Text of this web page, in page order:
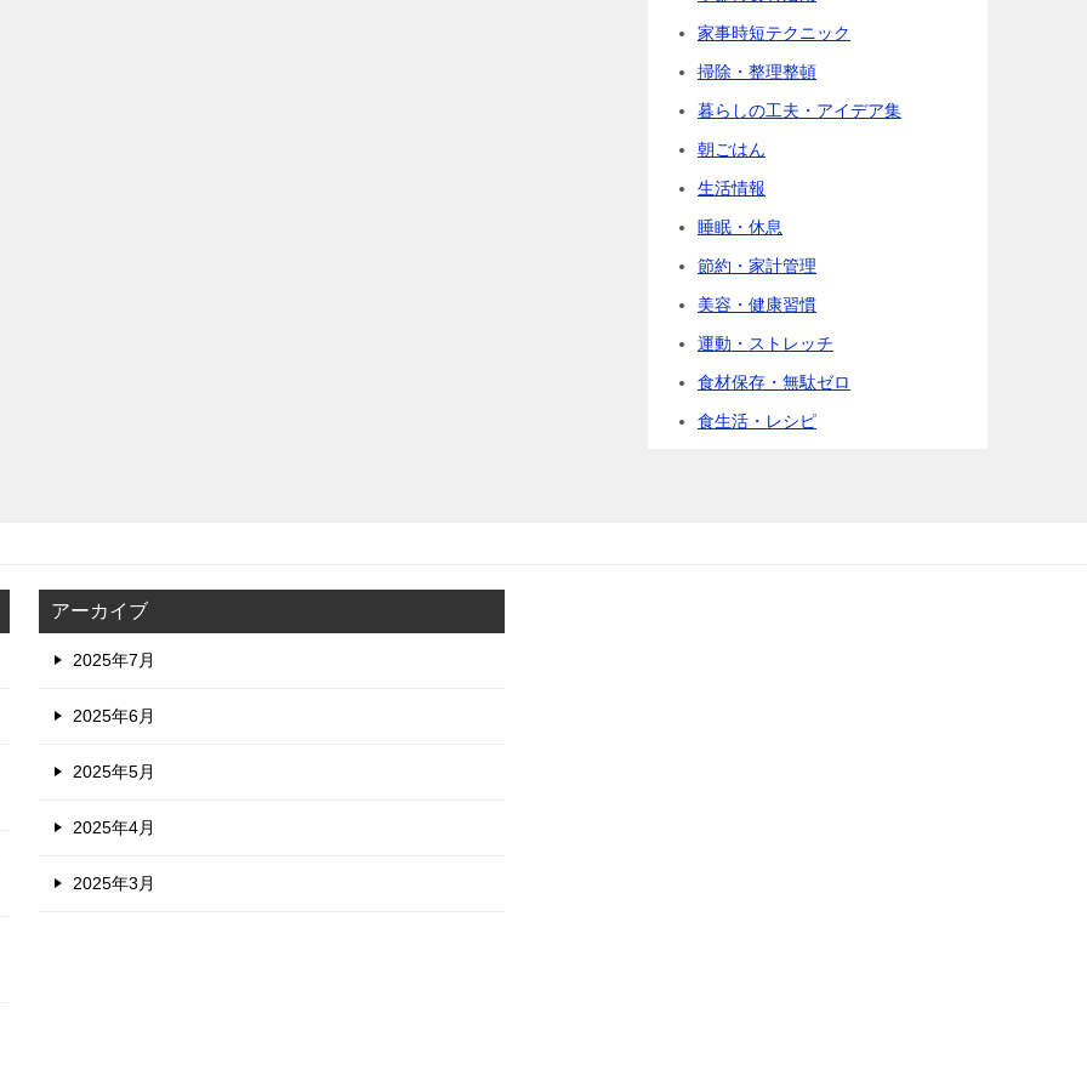
家事時短テクニック
掃除・整理整頓
暮らしの工夫・アイデア集
朝ごはん
生活情報
睡眠・休息
節約・家計管理
美容・健康習慣
運動・ストレッチ
食材保存・無駄ゼロ
食生活・レシピ
アーカイブ
2025年7月
2025年6月
2025年5月
2025年4月
2025年3月